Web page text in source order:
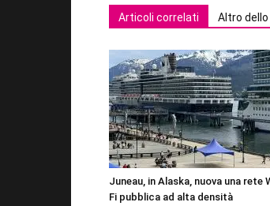
Articoli correlati Altro
Juneau, in Alaska, nuova una rete
Fi pubblica ad alta densità